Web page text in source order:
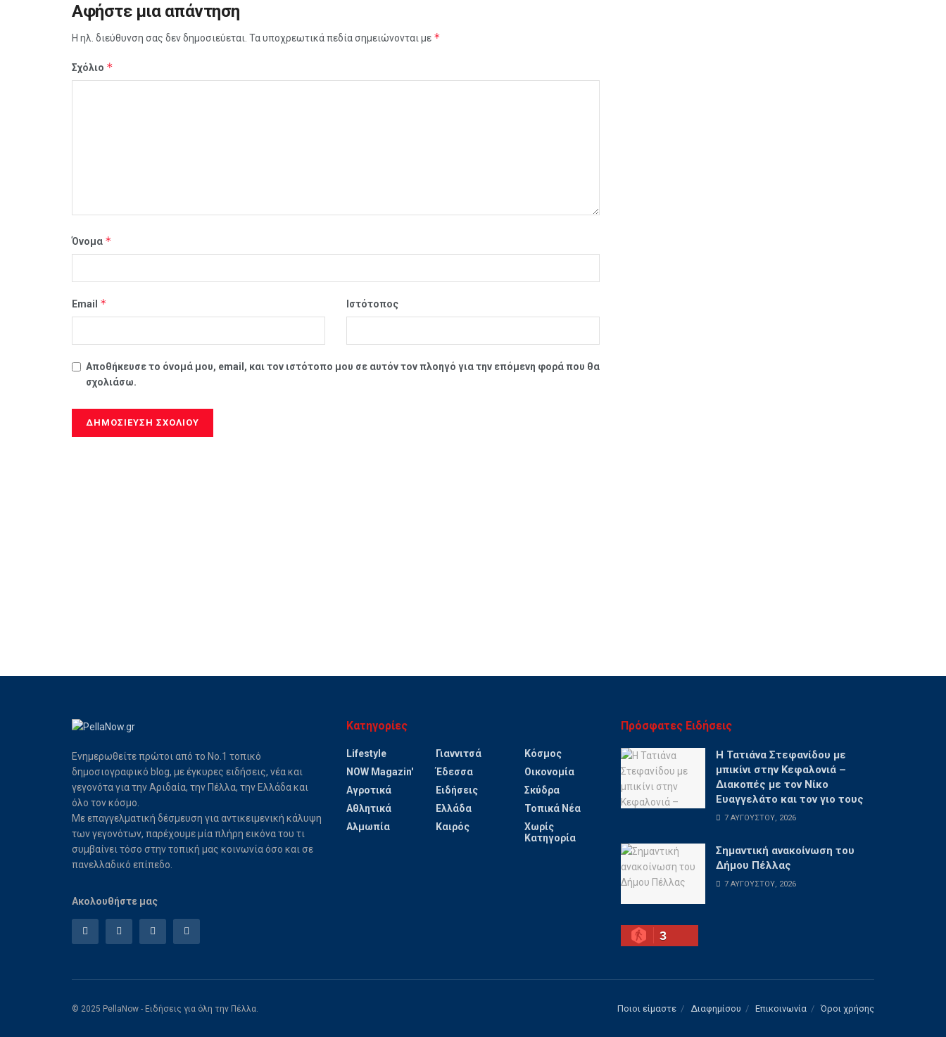
Αφήστε μια απάντηση
Η ηλ. διεύθυνση σας δεν δημοσιεύεται. Τα υποχρεωτικά πεδία σημειώνονται με *
Σχόλιο *
Όνομα *
Email * Ιστότοπος
Αποθήκευσε το όνομά μου, email, και τον ιστότοπο μου σε αυτόν τον πλοηγό για την επόμενη φορά που θα
σχολιάσω.
Ενημερωθείτε πρώτοι από το Νο.1 τοπικό
δημοσιογραφικό blog, με έγκυρες ειδήσεις, νέα και
γεγονότα για την Αριδαία, την Πέλλα, την Ελλάδα και
όλο τον κόσμο.
Με επαγγελματική δέσμευση για αντικειμενική κάλυψη
των γεγονότων, παρέχουμε μία πλήρη εικόνα του τι
συμβαίνει τόσο στην τοπική μας κοινωνία όσο και σε
πανελλαδικό επίπεδο.
Ακολουθήστε μας
Κατηγορίες
Lifestyle
NOW Magazin'
Αγροτικά
Αθλητικά
Αλμωπία
Γιαννιτσά
Έδεσσα
Ειδήσεις
Ελλάδα
Καιρός
Κόσμος
Οικονομία
Σκύδρα
Τοπικά Νέα
Χωρίς
Κατηγορία
Πρόσφατες Ειδήσεις
Η Τατιάνα Στεφανίδου με
μπικίνι στην Κεφαλονιά –
Διακοπές με τον Νίκο
Ευαγγελάτο και τον γιο τους
7 ΑΥΓΟΎΣΤΟΥ, 2026
Σημαντική ανακοίνωση του
Δήμου Πέλλας
7 ΑΥΓΟΎΣΤΟΥ, 2026
3
Ποιοι είμαστε Διαφημίσου Επικοινωνία Όροι χρήσης
© 2025 PellaNow - Ειδήσεις για όλη την Πέλλα.